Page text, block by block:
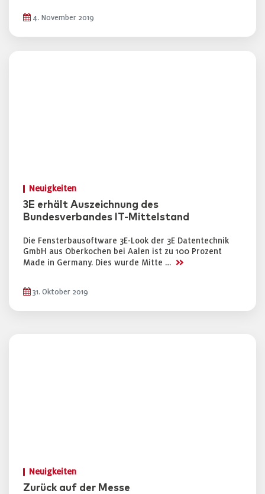
4. November 2019
Neuigkeiten
3E erhält Auszeichnung des
Bundesverbandes IT-Mittelstand
Die Fensterbausoftware 3E-Look der 3E Datentechnik
GmbH aus Oberkochen bei Aalen ist zu 100 Prozent
Made in Germany. Dies wurde Mitte … >>
31. Oktober 2019
Neuigkeiten
Zurück auf der Messe